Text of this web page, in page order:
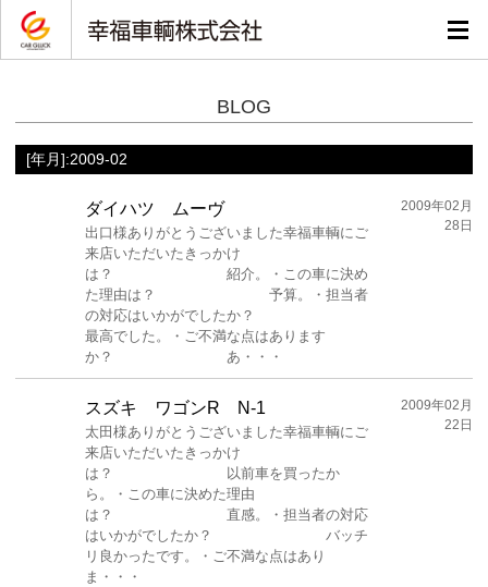
BLOG
[年月]:2009-02
ダイハツ ムーヴ
出口様ありがとうございました幸福車輌にご
来店いただいたきっかけ
は？ 紹介。・この車に決め
た理由は？ 予算。・担当者
の対応はいかがでしたか？
最高でした。・ご不満な点はあります
か？ あ・・・
2009年02月
28日
スズキ ワゴンR N-1
太田様ありがとうございました幸福車輌にご
来店いただいたきっかけ
は？ 以前車を買ったか
ら。・この車に決めた理由
は？ 直感。・担当者の対応
はいかがでしたか？ バッチ
リ良かったです。・ご不満な点はあり
ま・・・
2009年02月
22日